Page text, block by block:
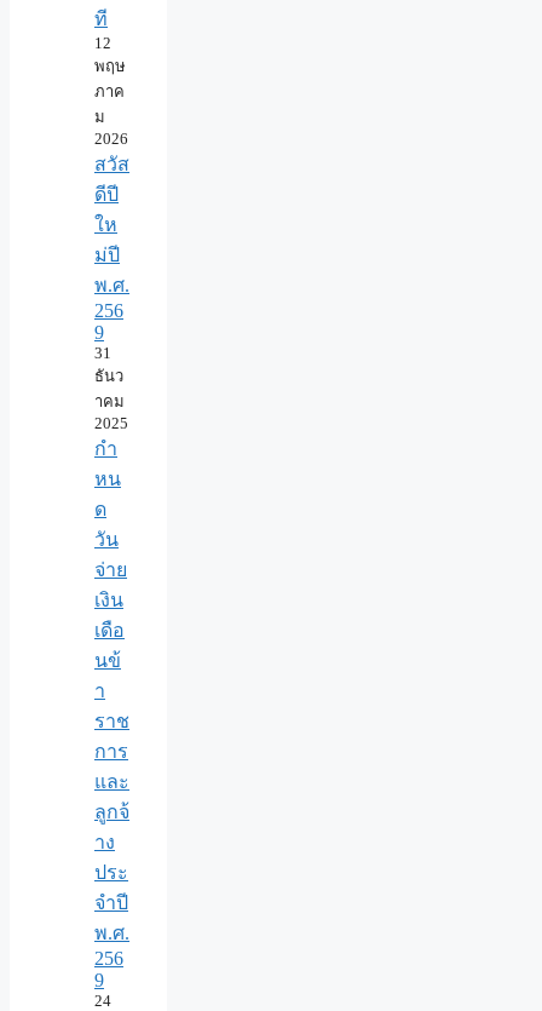
ที
12
พฤษ
ภาค
ม
2026
สวัส
ดีปี
ให
ม่ปี
พ.ศ.
256
9
31
ธันว
าคม
2025
กำ
หน
ด
วัน
จ่าย
เงิน
เดือ
นข้
า
ราช
การ
และ
ลูกจ้
าง
ประ
จำปี
พ.ศ.​
256
9
24